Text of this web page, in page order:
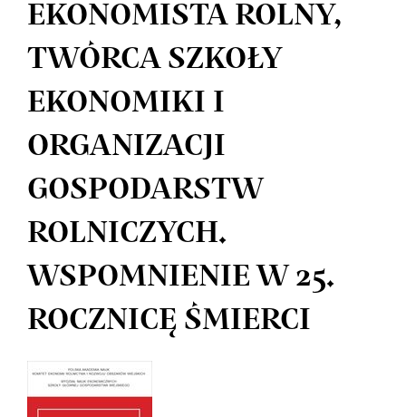
EKONOMISTA ROLNY,
TWÓRCA SZKOŁY
EKONOMIKI I
ORGANIZACJI
GOSPODARSTW
ROLNICZYCH.
WSPOMNIENIE W 25.
ROCZNICĘ ŚMIERCI
Article